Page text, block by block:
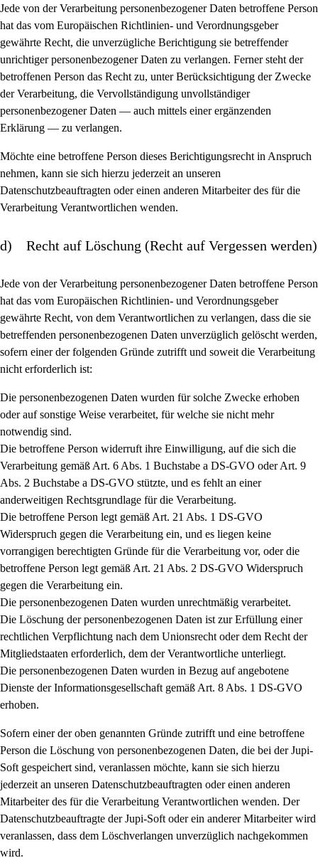
Jede von der Verarbeitung personenbezogener Daten betroffene Person
hat das vom Europäischen Richtlinien- und Verordnungsgeber
gewährte Recht, die unverzügliche Berichtigung sie betreffender
unrichtiger personenbezogener Daten zu verlangen. Ferner steht der
betroffenen Person das Recht zu, unter Berücksichtigung der Zwecke
der Verarbeitung, die Vervollständigung unvollständiger
personenbezogener Daten — auch mittels einer ergänzenden
Erklärung — zu verlangen.
Möchte eine betroffene Person dieses Berichtigungsrecht in Anspruch
nehmen, kann sie sich hierzu jederzeit an unseren
Datenschutzbeauftragten oder einen anderen Mitarbeiter des für die
Verarbeitung Verantwortlichen wenden.
d) Recht auf Löschung (Recht auf Vergessen werden)
Jede von der Verarbeitung personenbezogener Daten betroffene Person
hat das vom Europäischen Richtlinien- und Verordnungsgeber
gewährte Recht, von dem Verantwortlichen zu verlangen, dass die sie
betreffenden personenbezogenen Daten unverzüglich gelöscht werden,
sofern einer der folgenden Gründe zutrifft und soweit die Verarbeitung
nicht erforderlich ist:
Die personenbezogenen Daten wurden für solche Zwecke erhoben
oder auf sonstige Weise verarbeitet, für welche sie nicht mehr
notwendig sind.
Die betroffene Person widerruft ihre Einwilligung, auf die sich die
Verarbeitung gemäß Art. 6 Abs. 1 Buchstabe a DS-GVO oder Art. 9
Abs. 2 Buchstabe a DS-GVO stützte, und es fehlt an einer
anderweitigen Rechtsgrundlage für die Verarbeitung.
Die betroffene Person legt gemäß Art. 21 Abs. 1 DS-GVO
Widerspruch gegen die Verarbeitung ein, und es liegen keine
vorrangigen berechtigten Gründe für die Verarbeitung vor, oder die
betroffene Person legt gemäß Art. 21 Abs. 2 DS-GVO Widerspruch
gegen die Verarbeitung ein.
Die personenbezogenen Daten wurden unrechtmäßig verarbeitet.
Die Löschung der personenbezogenen Daten ist zur Erfüllung einer
rechtlichen Verpflichtung nach dem Unionsrecht oder dem Recht der
Mitgliedstaaten erforderlich, dem der Verantwortliche unterliegt.
Die personenbezogenen Daten wurden in Bezug auf angebotene
Dienste der Informationsgesellschaft gemäß Art. 8 Abs. 1 DS-GVO
erhoben.
Sofern einer der oben genannten Gründe zutrifft und eine betroffene
Person die Löschung von personenbezogenen Daten, die bei der Jupi-
Soft gespeichert sind, veranlassen möchte, kann sie sich hierzu
jederzeit an unseren Datenschutzbeauftragten oder einen anderen
Mitarbeiter des für die Verarbeitung Verantwortlichen wenden. Der
Datenschutzbeauftragte der Jupi-Soft oder ein anderer Mitarbeiter wird
veranlassen, dass dem Löschverlangen unverzüglich nachgekommen
wird.